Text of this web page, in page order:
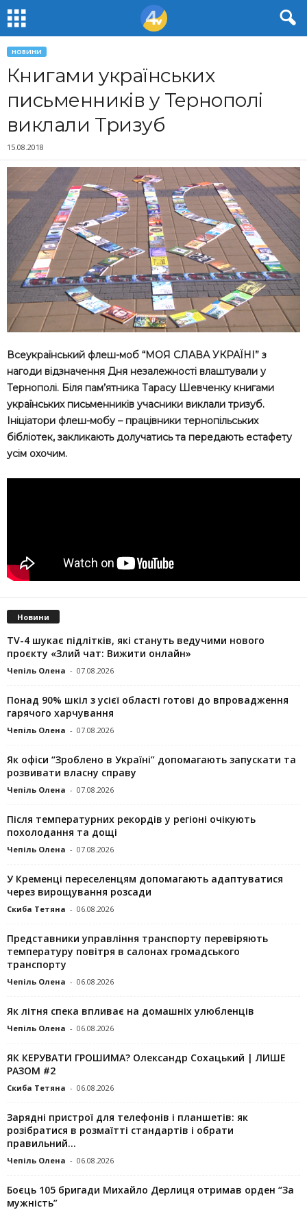
НОВИНИ
Книгами українських
письменників у Тернополі
виклали Тризуб
15.08.2018
Всеукраїнський флеш-моб “МОЯ СЛАВА УКРАЇНІ” з
нагоди відзначення Дня незалежності влаштували у
Тернополі. Біля пам’ятника Тарасу Шевченку книгами
українських письменників учасники виклали тризуб.
Ініціатори флеш-мобу – працівники тернопільських
бібліотек, закликають долучатись та передають естафету
усім охочим.
Новини
TV-4 шукає підлітків, які стануть ведучими нового
проєкту «Злий чат: Вижити онлайн»
Чепіль Олена - 07.08.2026
Понад 90% шкіл з усієї області готові до впровадження
гарячого харчування
Чепіль Олена - 07.08.2026
Як офіси “Зроблено в Україні” допомагають запускaти та
розвивати власну справу
Чепіль Олена - 07.08.2026
Після температурних рекордів у регіоні очікують
похолодання та дощі
Чепіль Олена - 07.08.2026
У Кременці переселенцям допомагають адаптуватися
через вирощування розсади
Скиба Тетяна - 06.08.2026
Представники управління транспорту перевіряють
температуру повітря в салонах громадського
транспорту
Чепіль Олена - 06.08.2026
Як літня спека впливає на домашніх улюбленців
Чепіль Олена - 06.08.2026
ЯК КЕРУВАТИ ГРОШИМА? Олександр Сохацький | ЛИШЕ
РАЗОМ #2
Скиба Тетяна - 06.08.2026
Зарядні пристрої для телефонів і планшетів: як
розібратися в розмаїтті стандартів і обрати
правильний...
Чепіль Олена - 06.08.2026
Боєць 105 бригади Михайло Дерлиця отримав орден “За
мужність”